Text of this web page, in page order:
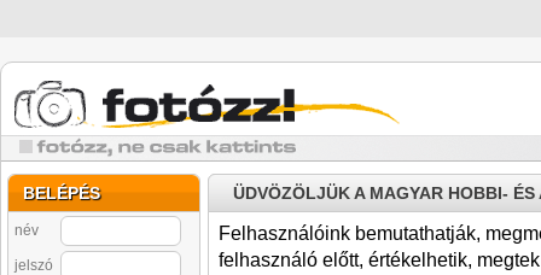
BELÉPÉS
név
jelszó
ÜDVÖZÖLJÜK A MAGYAR HOBBI-
Felhasználóink bemutathatják,
felhasználó előtt, értékelhetik,